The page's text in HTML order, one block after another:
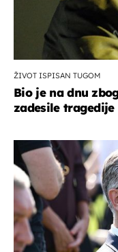
ŽIVOT ISPISAN TUGOM
Bio je na dnu
zadesile